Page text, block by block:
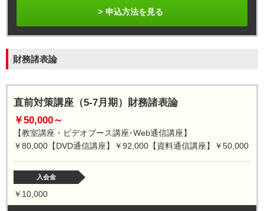
申込方法を見る
財務諸表論
直前対策講座（5-7月期）財務諸表論
￥50,000～
【教室講座・ビデオブース講座･Web通信講座】
￥80,000【DVD通信講座】￥92,000【資料通信講座】￥50,000
入会金
￥10,000